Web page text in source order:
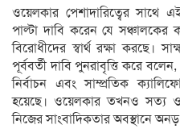
ওয়েলকার পেশাদারিত্বের সাথে
পাল্টা দাবি করেন যে
বিরোধীদের স্বার্থ রক্ষা করছে।
পূর্ববর্তী দাবি পুনরাবৃত্তি করে
নির্বাচন এবং সাম্প্রতিক
হয়েছে। ওয়েলকার তখনও সত্য ও
নিজের সাংবাদিকতার অবস্থানে